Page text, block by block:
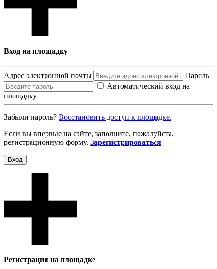
Вход на площадку
Адрес электронной почты
Пароль
Автоматический вход на
площадку
Забыли пароль? Восcтановить доступ к площадке.
Если вы впервые на сайте, заполните, пожалуйста,
регистрационную форму. Зарегистрироваться
Вход
Регистрация на площадке